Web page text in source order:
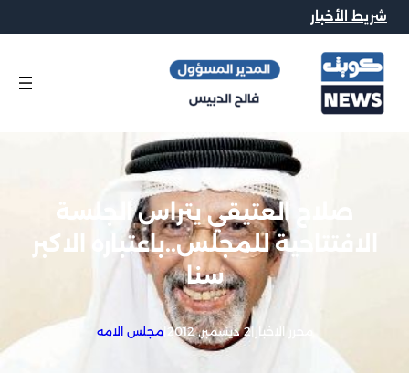
شريط الأخبار
صلاح العتيقي يتراس الجلسة
الافتتاحية للمجلس..باعتباره الاكبر
سنا
محرر الاخبار |2 ديسمبر, 2012 |مجلس الامه